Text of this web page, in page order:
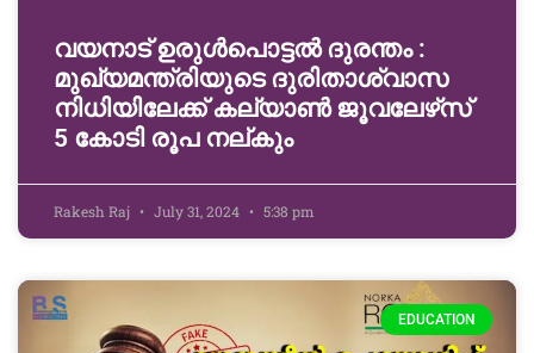
വയനാട് ഉരുള്‍പൊട്ടൽ ദുരന്തം :
മുഖ്യമന്ത്രിയുടെ ദുരിതാശ്വാസ
നിധിയിലേക്ക് കല്യാണ്‍ ജൂവലേഴ്‌സ്
5 കോടി രൂപ നല്‌കും
Rakesh Raj July 31, 2024 5:38 pm
EDUCATION